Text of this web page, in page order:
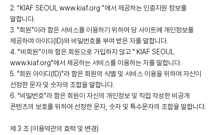
2. “KIAF SEOUL www.kiaf.org ”에서 제공하는 인증지원 정보를
말합니다.
3. "회원"이라 함은 서비스를 이용하기 위하여 당 사이트에 개인정보를
제공하여 아이디(ID)와 비밀번호를 부여 받은 자를 말합니다.
4. “비회원”이하 함은 회원으로 가입하지 않고 " KIAF SEOUL
www.kiaf.org"에서 제공하는 서비스를 이용하는 자를 말합니다.
5. "회원 아이디(ID)"라 함은 회원의 식별 및 서비스 이용을 위하여 자신이
선정한 문자 및 숫자의 조합을 말합니다.
6. "비밀번호"라 함은 회원이 자신의 개인정보 및 직접 작성한 비공개
콘텐츠의 보호를 위하여 선정한 문자, 숫자 및 특수문자의 조합을 말합니다.
제 3 조 (이용약관의 효력 및 변경)